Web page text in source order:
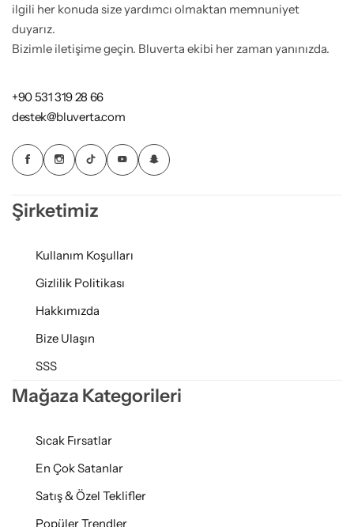
ilgili her konuda size yardımcı olmaktan memnuniyet
duyarız.
Bizimle iletişime geçin. Bluverta ekibi her zaman yanınızda.
+90 531 319 28 66
destek@bluverta.com
Şirketimiz
Kullanım Koşulları
Gizlilik Politikası
Hakkımızda
Bize Ulaşın
SSS
Mağaza Kategorileri
Sıcak Fırsatlar
En Çok Satanlar
Satış & Özel Teklifler
Popüler Trendler